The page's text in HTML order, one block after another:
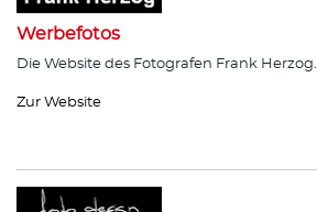
Werbefotos
Die Website des Fotografen Frank Herzog.
Zur Website